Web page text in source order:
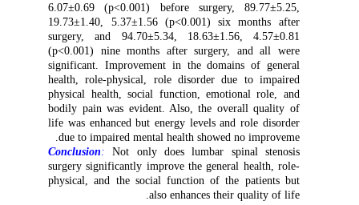
6.07±0.69 (p<0.001)before surgery,89.77±5.25,
19.73±1.40, 5.37±1.56 (p<0.001)six months after
surgery, and94.70±5.34 18.63±1.56 ,4.57±0.81
(p<0.001)nine months after surgery, and all were
significant. Improvement in the domains of general
health, role-physical, role disorder due to impaired
physical health, social function, emotional role, and
bodily pain was evident. Also, the overall quality of
life was enhanced but energy levels and role disorder
due to impaired mental health showed no improveme
.
Conclusion
:
Not only does lumbar spinal stenosis
surgery significantly improve the general health, role-
physical, and the social function of the patients but
also enhances their quality of life
.